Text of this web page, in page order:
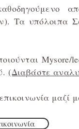
Τα
(Διαβάστε
μαζί